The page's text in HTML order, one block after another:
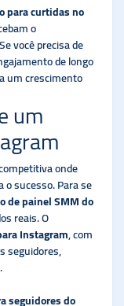
para curtidas no
o
você precisa de
de longo
um crescimento
um
onde
o sucesso. Para se
de painel SMM do
reais. O
Instagram, com
seguidores,
seguidores do